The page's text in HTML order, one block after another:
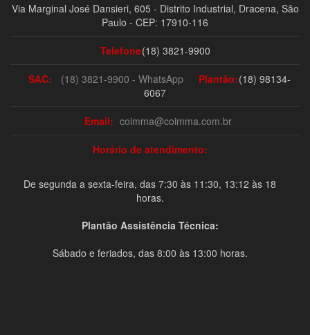
Via Marginal José Dansieri, 605 - Distrito Industrial, Dracena, São
Paulo - CEP: 17910-116
Telefone:(18) 3821-9900
SAC: (18) 3821-9900 - WhatsApp Plantão:(18) 98134-
6067
Email: coimma@coimma.com.br
Horário de atendimento:
De segunda a sexta-feira, das 7:30 às 11:30, 13:12 às 18
horas.
Plantão Assistência Técnica:
Sábado e feriados, das 8:00 às 13:00 horas.